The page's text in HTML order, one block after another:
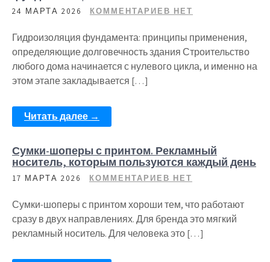
24 МАРТА 2026 КОММЕНТАРИЕВ НЕТ
Гидроизоляция фундамента: принципы применения,
определяющие долговечность здания Строительство
любого дома начинается с нулевого цикла, и именно на
этом этапе закладывается […]
Читать далее →
Сумки-шоперы с принтом. Рекламный
носитель, которым пользуются каждый день
17 МАРТА 2026 КОММЕНТАРИЕВ НЕТ
Сумки-шоперы с принтом хороши тем, что работают
сразу в двух направлениях. Для бренда это мягкий
рекламный носитель. Для человека это […]